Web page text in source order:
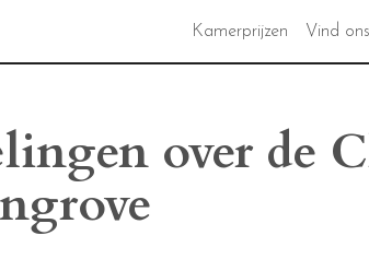
Kamerprijzen Vind ons
over de